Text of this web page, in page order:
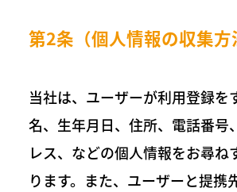
第2条（個人情報の収集方
当社は、ユーザーが利用登録を
名、生年月日、住所、電話番号
レス、などの個人情報をお尋ね
ります。また、ユーザーと提携